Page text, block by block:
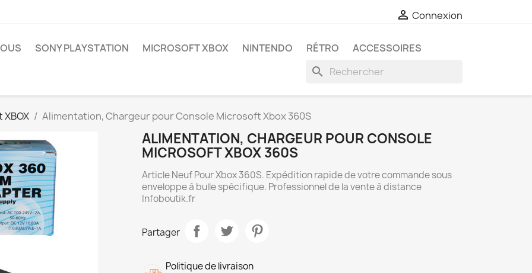
 Connexion
SONY PLAYSTATION MICROSOFT XBOX NINTENDO RÉTRO ACCESSOIRES
search
Alimentation, Chargeur pour Console Microsoft Xbox 360S
ALIMENTATION, CHARGEUR POUR CONSOLE
MICROSOFT XBOX 360S
Article Neuf Pour Xbox 360S. Expédition rapide de votre commande sous
enveloppe à bulle spécifique. Professionnel de la vente à distance
Infoboutik.fr
Partager
Politique de livraison